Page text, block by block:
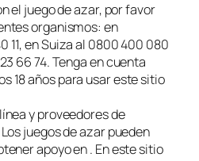
el juego de azar, por favor
organismos: en
11, en Suiza al 0800 400 080
66 74. Tenga en cuenta
18 años para usar este sitio
y proveedores de
juegos de azar pueden
apoyo en . En este sitio